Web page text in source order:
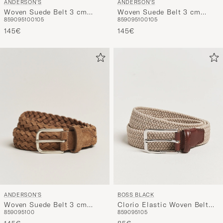
ANDERSON'S
Woven Suede Belt 3 cm
Black
859095100105
145€
ANDERSON'S
Woven Suede Belt 3 cm
Dark Brown
859095100105
145€
ANDERSON'S
Woven Suede Belt 3 cm
Light Brown
859095100
BOSS BLACK
Clorio Elastic Woven Belt
Light Beige
859095105